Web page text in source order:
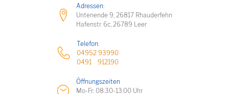
Adressen:
Untenende 9, 26817 Rhauderfehn
Hafenstr. 6c, 26789 Leer
Telefon:
04952 93990
0491 912190
Öffnungszeiten
Mo-Fr: 08:30-13:00 Uhr